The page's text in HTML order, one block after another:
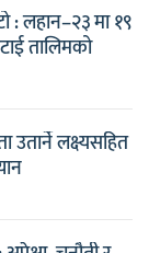
: लहान–२३ मा १९
तालिमको
उतार्ने लक्ष्यसहित